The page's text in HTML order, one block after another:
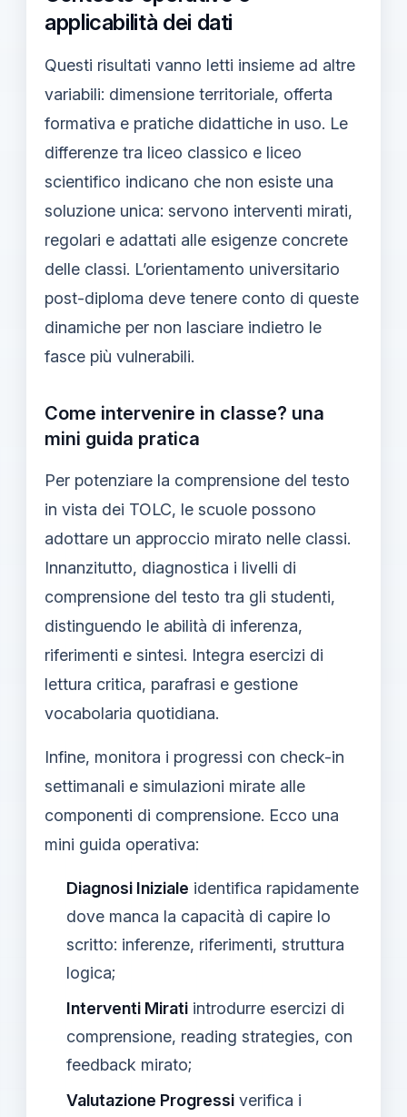
applicabilità dei dati
Questi risultati vanno letti insieme ad altre
variabili: dimensione territoriale, offerta
formativa e pratiche didattiche in uso. Le
differenze tra liceo classico e liceo
scientifico indicano che non esiste una
soluzione unica: servono interventi mirati,
regolari e adattati alle esigenze concrete
delle classi. L’orientamento universitario
post-diploma deve tenere conto di queste
dinamiche per non lasciare indietro le
fasce più vulnerabili.
Come intervenire in classe? una
mini guida pratica
Per potenziare la comprensione del testo
in vista dei TOLC, le scuole possono
adottare un approccio mirato nelle classi.
Innanzitutto, diagnostica i livelli di
comprensione del testo tra gli studenti,
distinguendo le abilità di inferenza,
riferimenti e sintesi. Integra esercizi di
lettura critica, parafrasi e gestione
vocabolaria quotidiana.
Infine, monitora i progressi con check-in
settimanali e simulazioni mirate alle
componenti di comprensione. Ecco una
mini guida operativa:
Diagnosi Iniziale identifica rapidamente
dove manca la capacità di capire lo
scritto: inferenze, riferimenti, struttura
logica;
Interventi Mirati introdurre esercizi di
comprensione, reading strategies, con
feedback mirato;
Valutazione Progressi verifica i